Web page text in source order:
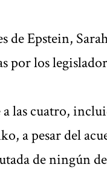
de Epstein,
por los
las cuatro,
a pesar del
de ningún